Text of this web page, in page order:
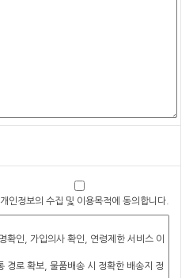
개인정보의 수집 및 이용목적에 동의합니다.